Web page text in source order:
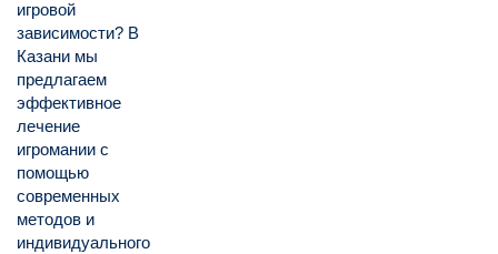
игровой
зависимости? В
Казани мы
предлагаем
эффективное
лечение
игромании с
помощью
современных
методов и
индивидуального